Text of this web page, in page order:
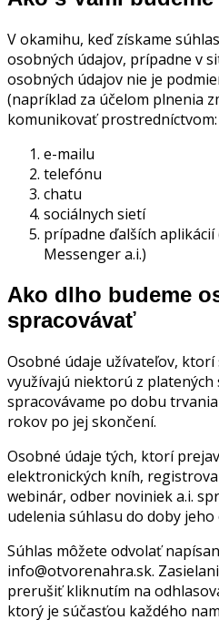
V okamihu, keď získame
osobných údajov, prípadne v
osobných údajov nie je
(napríklad za účelom plnenia
komunikovať prostredníctvom:
e-mailu
telefónu
chatu
sociálnych sietí
prípadne ďalších
Messenger a.i.)
Ako dlho budeme
spracovávať
Osobné údaje užívateľov,
využívajú niektorú z
spracovávame po dobu
rokov po jej skončení.
Osobné údaje tých, ktorí
elektronických kníh,
webinár, odber noviniek a.i.
udelenia súhlasu do doby jeho
Súhlas môžete odvolať
info@otvorenahra.sk.
prerušiť kliknutím na
ktorý je súčasťou každého